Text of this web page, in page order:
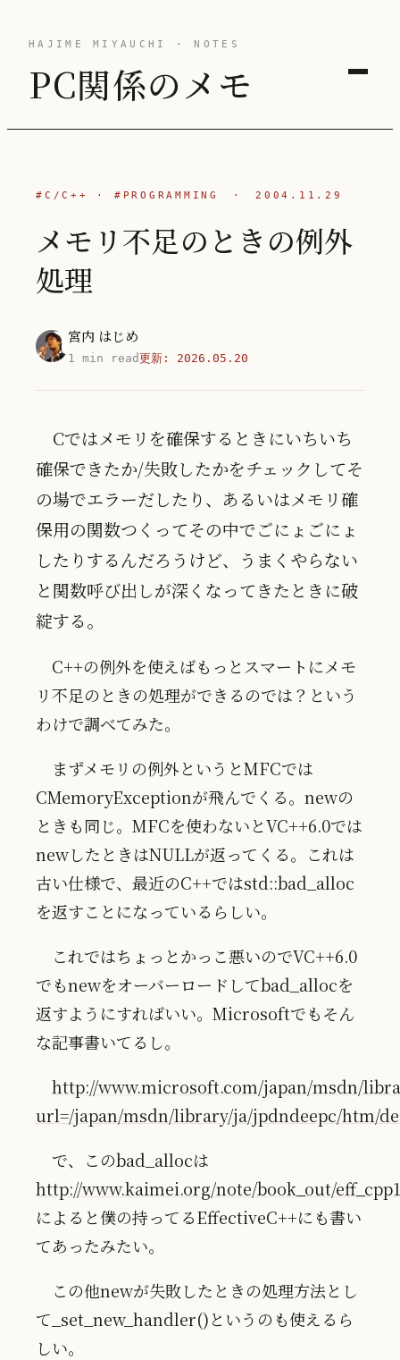
HAJIME MIYAUCHI · NOTES
PC関係のメモ
#C/C++ · #PROGRAMMING · 2004.11.29
メモリ不足のときの例外
処理
宮内 はじめ
1 min read更新: 2026.05.20
Cではメモリを確保するときにいちいち
確保できたか/失敗したかをチェックしてそ
の場でエラーだしたり、あるいはメモリ確
保用の関数つくってその中でごにょごにょ
したりするんだろうけど、うまくやらない
と関数呼び出しが深くなってきたときに破
綻する。
C++の例外を使えばもっとスマートにメモ
リ不足のときの処理ができるのでは？という
わけで調べてみた。
まずメモリの例外というとMFCでは
CMemoryExceptionが飛んでくる。newの
ときも同じ。MFCを使わないとVC++6.0では
newしたときはNULLが返ってくる。これは
古い仕様で、最近のC++ではstd::bad_alloc
を返すことになっているらしい。
これではちょっとかっこ悪いのでVC++6.0
でもnewをオーバーロードしてbad_allocを
返すようにすればいい。Microsoftでもそん
な記事書いてるし。
http://www.microsoft.com/japan/msdn/
url=/japan/msdn/library/ja/jpdndeepc/htm/
で、このbad_allocは
http://www.kaimei.org/note/book_out/
によると僕の持ってるEffectiveC++にも書い
てあったみたい。
この他newが失敗したときの処理方法とし
て_set_new_handler()というのも使えるら
しい。